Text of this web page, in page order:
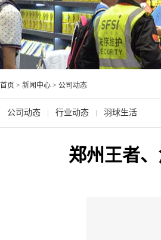
首页 > 新闻中心 > 公司动态
公司动态 行业动态 羽球生活
郑州王者